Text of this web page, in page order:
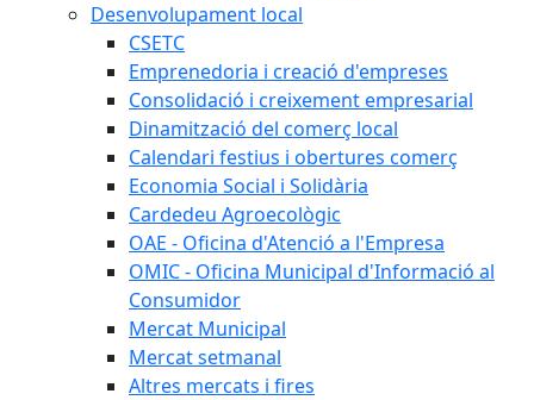
Desenvolupament local
CSETC
Emprenedoria i creació d'empreses
Consolidació i creixement empresarial
Dinamització del comerç local
Calendari festius i obertures comerç
Economia Social i Solidària
Cardedeu Agroecològic
OAE - Oficina d'Atenció a l'Empresa
OMIC - Oficina Municipal d'Informació al
Consumidor
Mercat Municipal
Mercat setmanal
Altres mercats i fires